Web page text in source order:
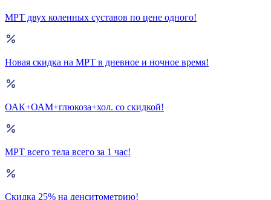
МРТ двух коленных суставов по цене одного!
Новая скидка на МРТ в дневное и ночное время!
ОАК+ОАМ+глюкоза+хол. со скидкой!
МРТ всего тела всего за 1 час!
Скидка 25% на денситометрию!